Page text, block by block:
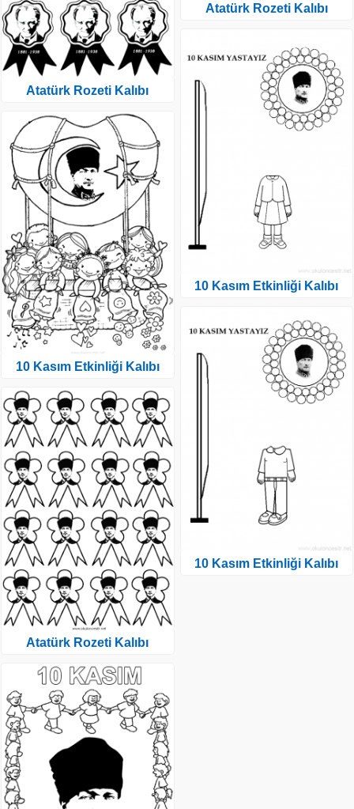
Atatürk Rozeti Kalıbı
10 Kasım Etkinliği Kalıbı
Atatürk Rozeti Kalıbı
Atatürk Rozeti Kalıbı
10 Kasım Etkinliği Kalıbı
10 Kasım Etkinliği Kalıbı